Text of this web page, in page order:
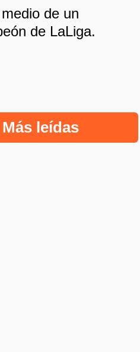
de un
de LaLiga.
Más leídas